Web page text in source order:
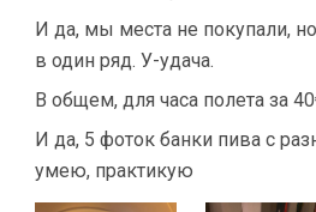
И да, мы места не покупали,
в один ряд. У-удача.
В общем, для часа полета за
И да, 5 фоток банки пива с
умею, практикую